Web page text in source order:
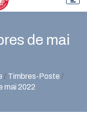
de mai
/ Timbres-Poste /
mai 2022